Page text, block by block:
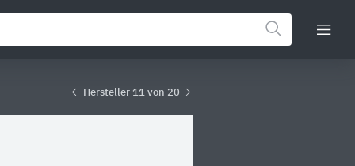
Hersteller 11 von 20